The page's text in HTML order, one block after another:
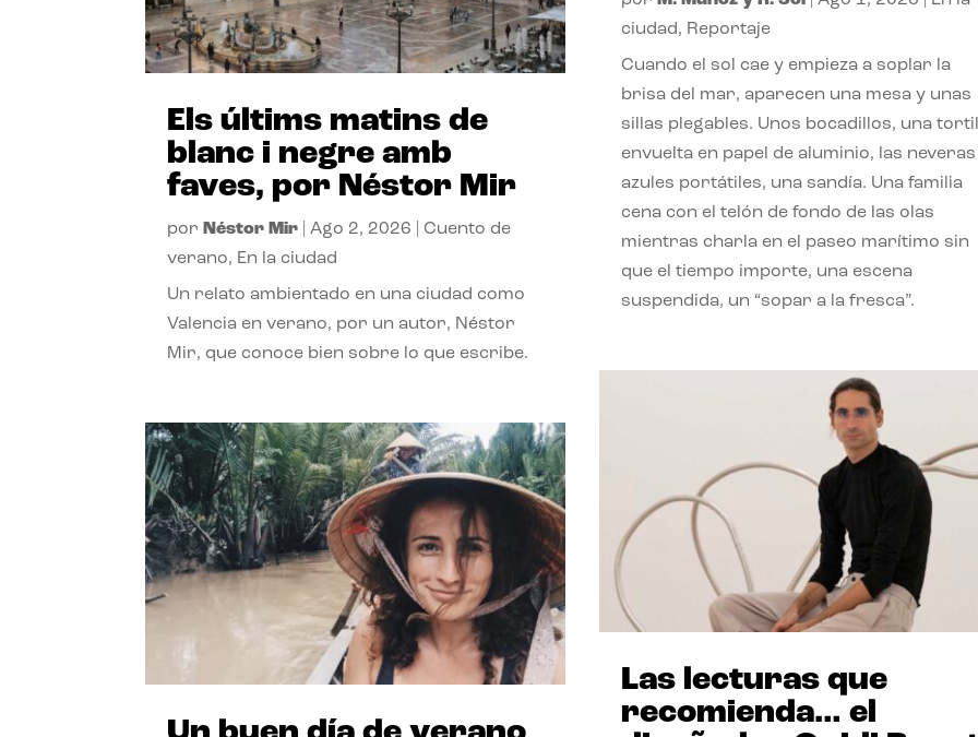
Els últims matins de
blanc i negre amb
faves, por Néstor Mir
por Néstor Mir |Ago 2, 2026 |Cuento de
verano, En la ciudad
Un relato ambientado en una ciudad como
Valencia en verano, por un autor, Néstor
Mir, que conoce bien sobre lo que escribe.
ciudad, Reportaje
Cuando el sol cae y empieza a soplar la
brisa del mar, aparecen una mesa y unas
sillas plegables. Unos bocadillos, una
envuelta en papel de aluminio, las neveras
azules portátiles, una sandía. Una familia
cena con el telón de fondo de las olas
mientras charla en el paseo marítimo sin
que el tiempo importe, una escena
suspendida, un “sopar a la fresca”.
Las lecturas que
recomienda… el